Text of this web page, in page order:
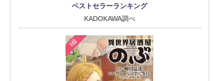
ベストセラーランキング
KADOKAWA調べ
1位